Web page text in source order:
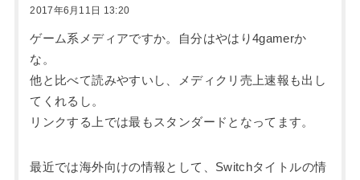
2017年6月11日 13:20
ゲーム系メディアですか。自分はやはり4gamerか
な。
他と比べて読みやすいし、メディクリ売上速報も出し
てくれるし。
リンクする上では最もスタンダードとなってます。
最近では海外向けの情報として、Switchタイトルの情